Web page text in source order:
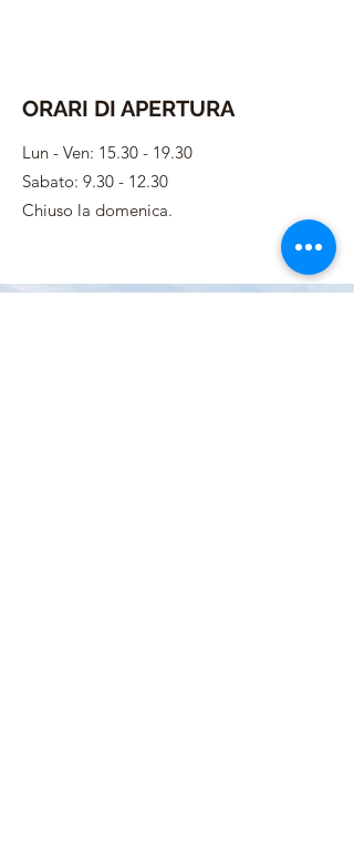
ORARI DI APERTURA
Lun - Ven: 15.30 - 19.30
Sabato: 9.30 - 12.30
Chiuso la domenica.